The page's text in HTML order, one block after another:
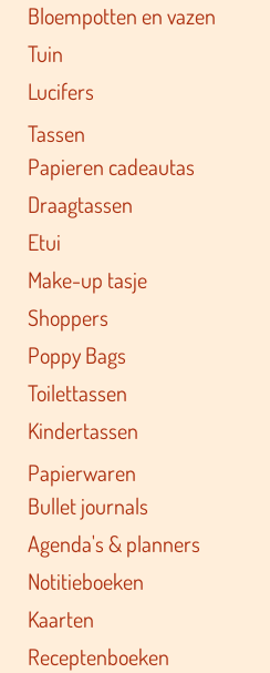
Bloempotten en vazen
Tuin
Lucifers
Tassen
Papieren cadeautas
Draagtassen
Etui
Make-up tasje
Shoppers
Poppy Bags
Toilettassen
Kindertassen
Papierwaren
Bullet journals
Agenda's & planners
Notitieboeken
Kaarten
Receptenboeken